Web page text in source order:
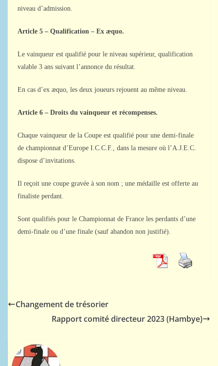
niveau d’admission.
Article 5 – Qualification – Ex æquo.
Le vainqueur est qualifié pour le niveau supérieur, qualification
valable 3 ans suivant l’annonce du résultat.
En cas d’ex æquo, les deux joueurs rejouent au même niveau.
Article 6 – Droits du vainqueur et récompenses.
Chaque vainqueur de la Coupe est qualifié pour une demi-finale
de championnat d’Europe I.C.C.F., dans la mesure où l’A.J.E.C.
dispose d’invitations.
Il reçoit une coupe gravée à son nom ; une médaille est offerte au
finaliste perdant.
Sont qualifiés pour le Championnat de France les perdants d’une
demi-finale ou d’une finale (sauf abandon non justifié).
Changement de trésorier
Rapport comité directeur 2023 (Hambye)